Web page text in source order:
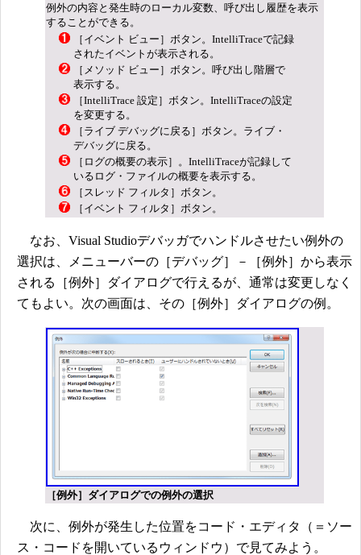
例外の内容と発生時のローカル変数、呼び出し履歴を表示
することができる。
［イベント ビュー］ボタン。IntelliTraceで記録
されたイベントが表示される。
［メソッド ビュー］ボタン。呼び出し階層で
表示する。
［IntelliTrace 設定］ボタン。IntelliTraceの設定
を変更する。
［ライブ デバッグに戻る］ボタン。ライブ・
デバッグに戻る。
［ログの概要の表示］。IntelliTraceが記録して
いるログ・ファイルの概要を表示する。
［スレッド フィルタ］ボタン。
［イベント フィルタ］ボタン。
なお、Visual Studioデバッガでハンドルさせたい例外の
選択は、メニューバーの［デバッグ］－［例外］から表示
される［例外］ダイアログで行えるが、通常は変更しなく
てもよい。次の画面は、その［例外］ダイアログの例。
［例外］ダイアログでの例外の選択
次に、例外が発生した位置をコード・エディタ（＝ソー
ス・コードを開いているウィンドウ）で見てみよう。